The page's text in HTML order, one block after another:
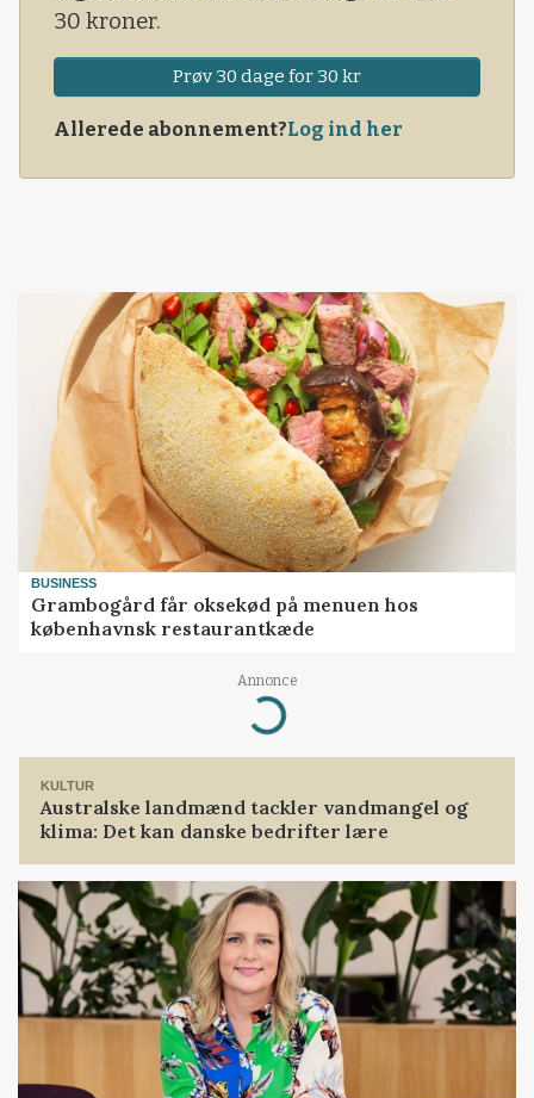
30 kroner.
Prøv 30 dage for 30 kr
Allerede abonnement?Log ind her
BUSINESS
Grambogård får oksekød på menuen hos
københavnsk restaurantkæde
Annonce
Loading...
KULTUR
Australske landmænd tackler vandmangel og
klima: Det kan danske bedrifter lære